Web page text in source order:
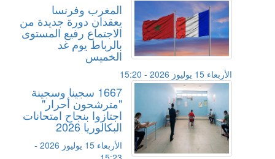
المغرب وفرنسا
يعقدان دورة جديدة من
الاجتماع رفيع المستوى
بالرباط يوم غد
الخميس
الأربعاء 15 يوليوز 2026 - 15:20
1667 سجينا وسجينة
"مترشحون أحرار"
اجتازوا بنجاح امتحانات
البكالوريا 2026
الأربعاء 15 يوليوز 2026 -